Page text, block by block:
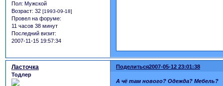
Пол: Мужской
Возраст: 32 [1993-09-18]
Провел на форуме:
11 часов 38 минут
Последний визит:
2007-11-15 19:57:34
Поделиться2007-05-12 23:01:38
Ласточка
Тодлер
А чё там нового? Одежда? Мебель?